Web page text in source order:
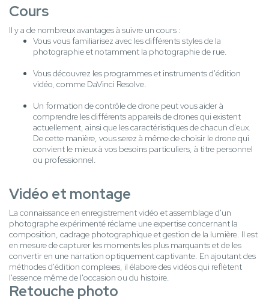
Cours
Il y a de nombreux avantages à suivre un cours :
Vous vous familiarisez avec les différents styles de la
photographie et notamment la photographie de rue.
Vous découvrez les programmes et instruments d'édition
vidéo, comme DaVinci Resolve.
Un formation de contrôle de drone peut vous aider à
comprendre les différents appareils de drones qui existent
actuellement, ainsi que les caractéristiques de chacun d'eux.
De cette manière, vous serez à même de choisir le drone qui
convient le mieux à vos besoins particuliers, à titre personnel
ou professionnel.
Vidéo et montage
La connaissance en enregistrement vidéo et assemblage d'un
photographe expérimenté réclame une expertise concernant la
composition, cadrage photographique et gestion de la lumière. Il est
en mesure de capturer les moments les plus marquants et de les
convertir en une narration optiquement captivante. En ajoutant des
méthodes d'édition complexes, il élabore des vidéos qui reflètent
l'essence même de l'occasion ou du histoire.
Retouche photo